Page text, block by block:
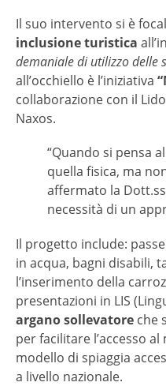
Il suo intervento si è
inclusione turistica
demaniale di utilizzo delle
all’occhiello è l’iniziativa
collaborazione con il
Naxos.
“Quando si pensa
quella fisica, ma
affermato la
necessità di un
Il progetto include:
in acqua, bagni disabili,
l’inserimento della
presentazioni in LIS
argano sollevatore che
per facilitare l’accesso
modello di spiaggia
a livello nazionale.